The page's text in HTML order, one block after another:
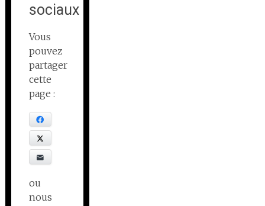
sociaux
Vous
pouvez
partager
cette
page :
ou
nous